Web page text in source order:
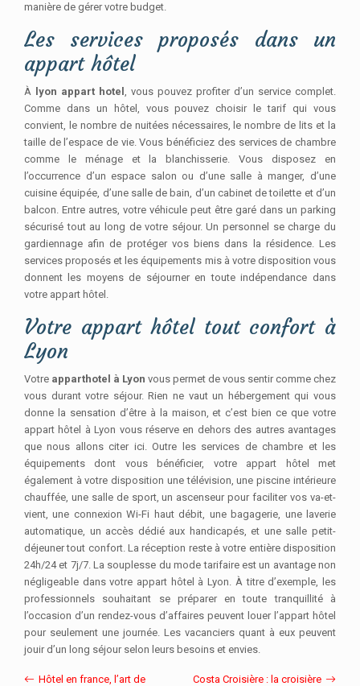
manière de gérer votre budget.
Les services proposés dans un
appart hôtel
À lyon appart hotel , vous pouvez profiter d’un service complet.
Comme dans un hôtel, vous pouvez choisir le tarif qui vous
convient, le nombre de nuitées nécessaires, le nombre de lits et la
taille de l’espace de vie. Vous bénéficiez des services de chambre
comme le ménage et la blanchisserie. Vous disposez en
l’occurrence d’un espace salon ou d’une salle à manger, d’une
cuisine équipée, d’une salle de bain, d’un cabinet de toilette et d’un
balcon. Entre autres, votre véhicule peut être garé dans un parking
sécurisé tout au long de votre séjour. Un personnel se charge du
gardiennage afin de protéger vos biens dans la résidence. Les
services proposés et les équipements mis à votre disposition vous
donnent les moyens de séjourner en toute indépendance dans
votre appart hôtel.
Votre appart hôtel tout confort à
Lyon
Votre apparthotel à Lyon vous permet de vous sentir comme chez
vous durant votre séjour. Rien ne vaut un hébergement qui vous
donne la sensation d’être à la maison, et c’est bien ce que votre
appart hôtel à Lyon vous réserve en dehors des autres avantages
que nous allons citer ici. Outre les services de chambre et les
équipements dont vous bénéficier, votre appart hôtel met
également à votre disposition une télévision, une piscine intérieure
chauffée, une salle de sport, un ascenseur pour faciliter vos va-et-
vient, une connexion Wi-Fi haut débit, une bagagerie, une laverie
automatique, un accès dédié aux handicapés, et une salle petit-
déjeuner tout confort. La réception reste à votre entière disposition
24h/24 et 7j/7. La souplesse du mode tarifaire est un avantage non
négligeable dans votre appart hôtel à Lyon. À titre d’exemple, les
professionnels souhaitant se préparer en toute tranquillité à
l’occasion d’un rendez-vous d’affaires peuvent louer l’appart hôtel
pour seulement une journée. Les vacanciers quant à eux peuvent
jouir d’un long séjour selon leurs besoins et envies.
Hôtel en france, l’art de
Costa Croisière : la croisière